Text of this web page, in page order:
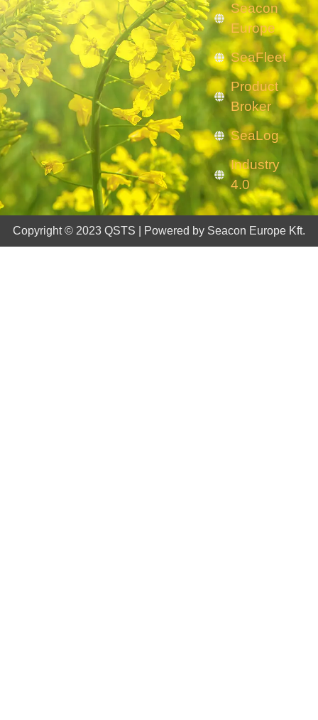
Seacon
Europe
SeaFleet
Product
Broker
SeaLog
Industry
4.0
Copyright © 2023 QSTS | Powered by Seacon Europe Kft.